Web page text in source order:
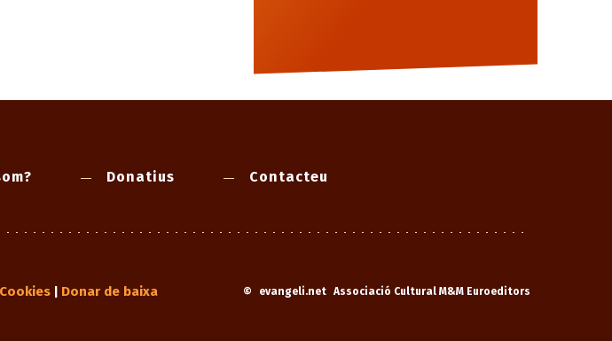
Donatius Contacteu
© evangeli.net Associació Cultural M&M Euroeditors
Donar de baixa